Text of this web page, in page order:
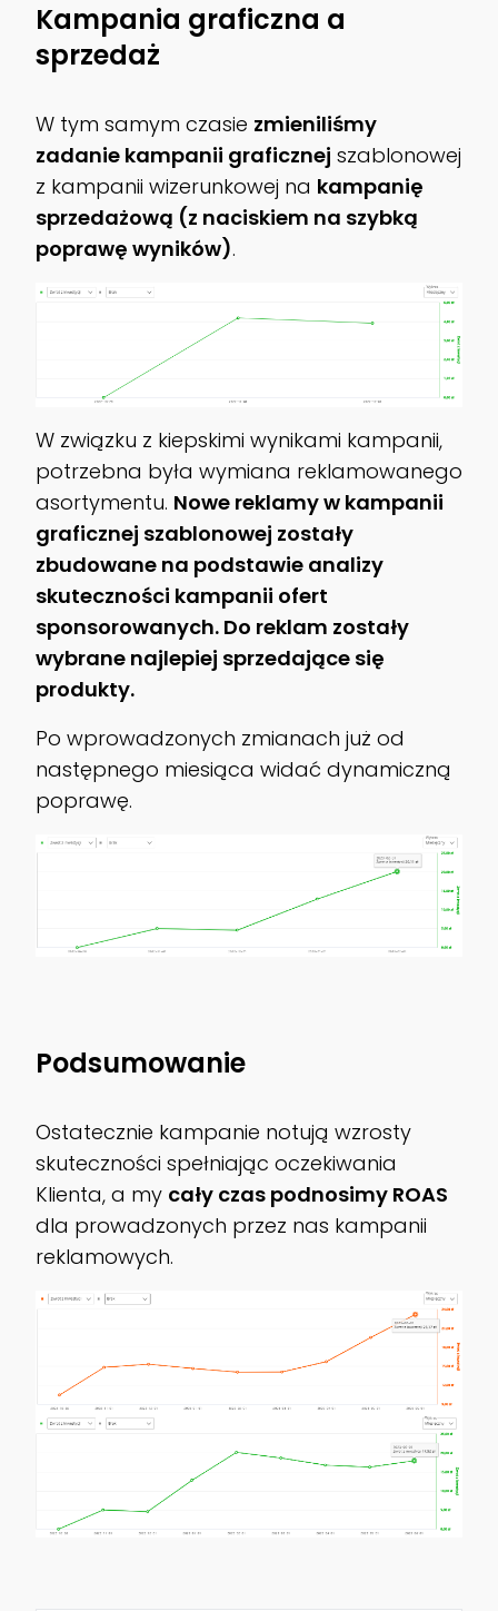
Kampania graficzna a
sprzedaż
W tym samym czasie zmieniliśmy
zadanie kampanii graficznej szablonowej
z kampanii wizerunkowej na kampanię
sprzedażową (z naciskiem na szybką
poprawę wyników).
W związku z kiepskimi wynikami kampanii,
potrzebna była wymiana reklamowanego
asortymentu. Nowe reklamy w kampanii
graficznej szablonowej zostały
zbudowane na podstawie analizy
skuteczności kampanii ofert
sponsorowanych. Do reklam zostały
wybrane najlepiej sprzedające się
produkty.
Po wprowadzonych zmianach już od
następnego miesiąca widać dynamiczną
poprawę.
Podsumowanie
Ostatecznie kampanie notują wzrosty
skuteczności spełniając oczekiwania
Klienta, a my cały czas podnosimy ROAS
dla prowadzonych przez nas kampanii
reklamowych.